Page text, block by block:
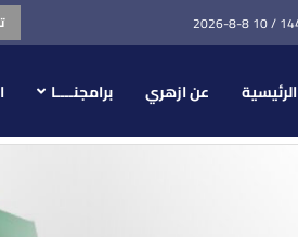
الرئيسية عن ازهري برامجنــــا
نتائج البحث عن كلمة